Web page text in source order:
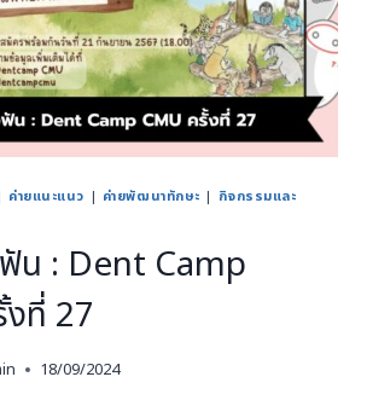
ค่ายแนะแนว | ค่ายพัฒนาทักษะ | กิจกรรมและ
น : Dent Camp
ที่ 27
18/09/2024